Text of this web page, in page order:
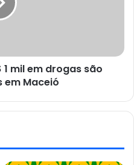
1 mil em drogas são
em Maceió